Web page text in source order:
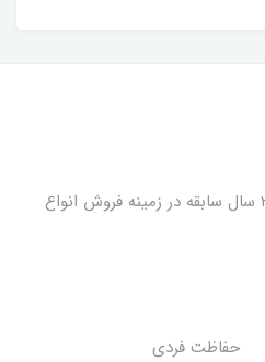
با بیش از ۲۰ سال سابقه در زمینه فروش انواع
حفاظت فردی